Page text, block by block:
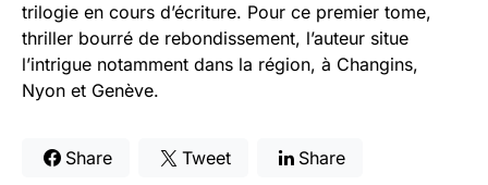
trilogie en cours d’écriture. Pour ce premier tome,
thriller bourré de rebondissement, l’auteur situe
l’intrigue notamment dans la région, à Changins,
Nyon et Genève.
Share Tweet Share